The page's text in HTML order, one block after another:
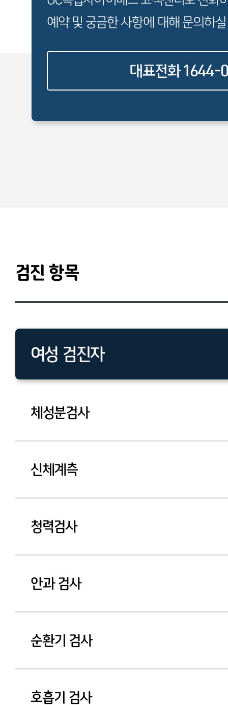
예약 및 궁금한 사항에 대해 문의하
대표전화 1644-
검진 항목
여성 검진자
남성 검진자
체성분검사
신체계측
청력검사
안과 검사
순환기 검사
호흡기 검사